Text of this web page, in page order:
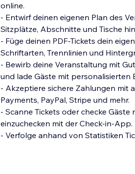
online.
- Entwirf deinen eigenen Plan des
Sitzplätze, Abschnitte und Tische
- Füge deinen PDF-Tickets dein
Schriftarten, Trennlinien und
- Bewirb deine Veranstaltung mit
und lade Gäste mit personalisierten
- Akzeptiere sichere Zahlungen mit
Payments, PayPal, Stripe und mehr.
- Scanne Tickets oder checke
einzuchecken mit der Check-in-App.
- Verfolge anhand von Statistiken